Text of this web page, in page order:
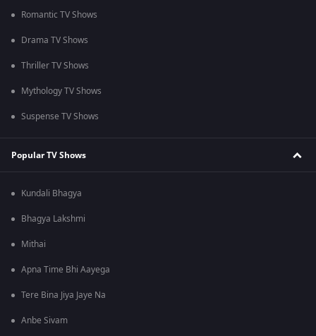
Romantic TV Shows
Drama TV Shows
Thriller TV Shows
Mythology TV Shows
Suspense TV Shows
Popular TV Shows
Kundali Bhagya
Bhagya Lakshmi
Mithai
Apna Time Bhi Aayega
Tere Bina Jiya Jaye Na
Anbe Sivam